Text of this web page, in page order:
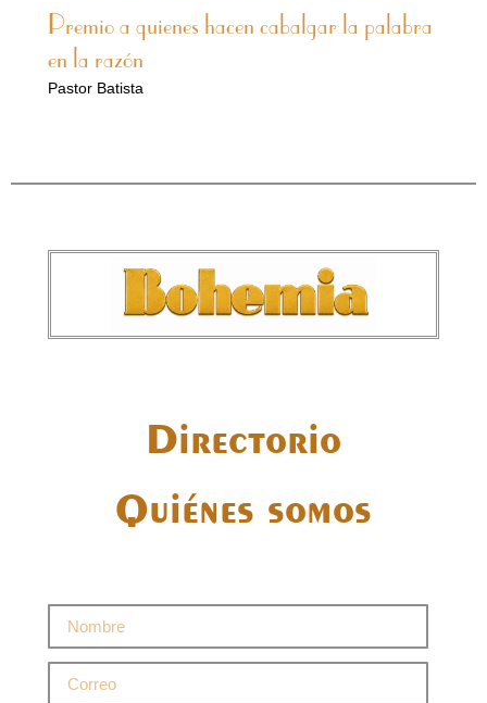
Premio a quienes hacen cabalgar la palabra
en la razón
Pastor Batista
Directorio
Quiénes somos